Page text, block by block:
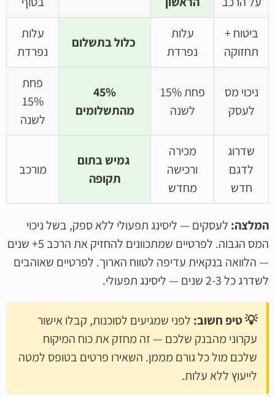
ביטוח +
תחזוקה
עלות
נפרדת
כלול בתשלום
עלות
נפרדת
ניכוי מס
לעסק
פחת 15%
לשנה
45%
מהתשלומים
פחת
15%
לשנה
שדרוג
לדגם
חדש
מכירה
ורכישה
מחדש
גמיש בתום
תקופה
מורכב
המלצה: לעסקים — ליסינג תפעולי ללא ספק, בשל ניכוי
המס הגבוה. לפרטיים שמתכוונים להחזיק את הרכב 5+ שנים
— הלוואה בנקאית עדיפה לטווח הארוך. לפרטיים שאוהבים
לשדרג כל 2-3 שנים — ליסינג תפעולי.
💡 טיפ חשוב: לפני שמגיעים לסוכנות, קבלו אישור
עקרוני מהבנק שלכם — זה מחזק את כוח המיקוח
שלכם מול כל גורם מממן. השאירו פרטים בטופס למטה
לייעוץ ללא עלות.